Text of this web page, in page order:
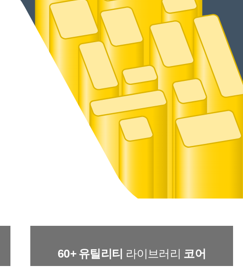
60+ 유틸리티 라이브러리 코어